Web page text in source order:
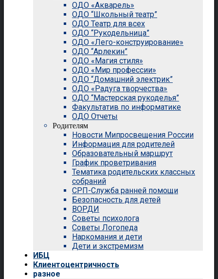
ОДО «Акварель»
ОДО “Школьный театр”
ОДО Театр для всех
ОДО “Рукодельница”
ОДО «Лего-конструирование»
ОДО “Арлекин”
ОДО «Магия стиля»
ОДО «Мир профессии»
ОДО “Домашний электрик”
ОДО «Радуга творчества»
ОДО “Мастерская рукоделья”
Факультатив по информатике
ОДО Отчеты
Родителям
Новости Мипросвещения России
Информация для родителей
Образовательный маршрут
График проветривания
Тематика родительских классных
собраний
СРП-Служба ранней помощи
Безопасность для детей
ВОРДИ
Советы психолога
Советы Логопеда
Наркомания и дети
Дети и экстремизм
ИБЦ
Клиентоцентричность
разное